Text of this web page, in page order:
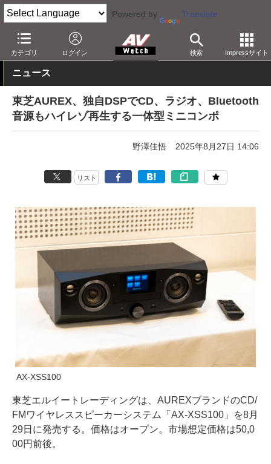
Powered by Translate
カテゴリ ログイン 検索 Impressサイト
AV Watch 製品 ミニコンポ
ニュース
東芝AUREX、独自DSPでCD、ラジオ、Bluetooth
音源もハイレゾ再生する一体型ミニコンポ
野澤佳悟 2025年8月27日 14:06
リスト
AX-XSS100
東芝エルイートレーディングは、AUREXブランドのCD/
FMワイヤレススピーカーシステム「AX-XSS100」を8月
29日に発売する。価格はオープン。市場想定価格は50,0
00円前後。